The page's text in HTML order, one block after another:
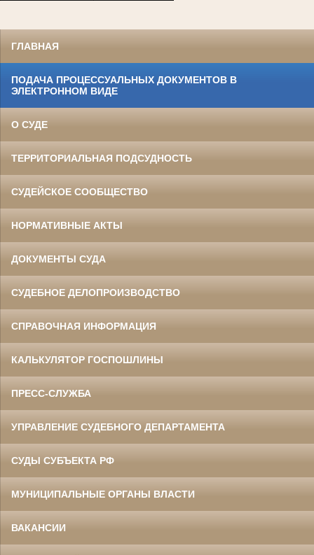
ГЛАВНАЯ
ПОДАЧА ПРОЦЕССУАЛЬНЫХ ДОКУМЕНТОВ В
ЭЛЕКТРОННОМ ВИДЕ
О СУДЕ
ТЕРРИТОРИАЛЬНАЯ ПОДСУДНОСТЬ
СУДЕЙСКОЕ СООБЩЕСТВО
НОРМАТИВНЫЕ АКТЫ
ДОКУМЕНТЫ СУДА
СУДЕБНОЕ ДЕЛОПРОИЗВОДСТВО
СПРАВОЧНАЯ ИНФОРМАЦИЯ
КАЛЬКУЛЯТОР ГОСПОШЛИНЫ
ПРЕСС-СЛУЖБА
УПРАВЛЕНИЕ СУДЕБНОГО ДЕПАРТАМЕНТА
СУДЫ СУБЪЕКТА РФ
МУНИЦИПАЛЬНЫЕ ОРГАНЫ ВЛАСТИ
ВАКАНСИИ